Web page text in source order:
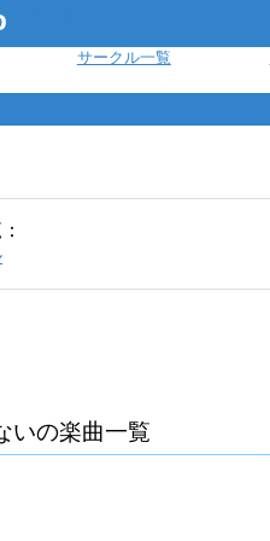
サークル一覧
いの楽曲一覧